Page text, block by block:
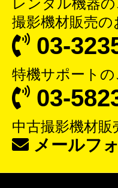
撮影機材販売の
03-
特機サポート
03-
中古撮影機材販
メールフ